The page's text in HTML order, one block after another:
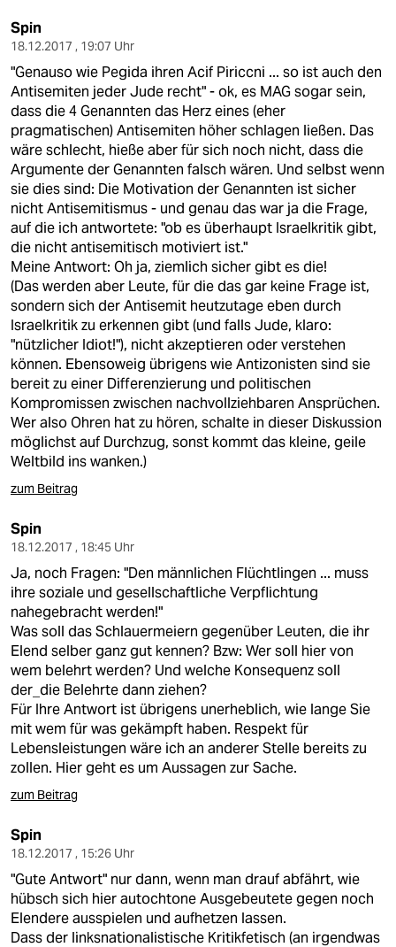
Spin
18.12.2017 , 19:07 Uhr
"Genauso wie Pegida ihren Acif Piriccni ... so ist auch den
Antisemiten jeder Jude recht" - ok, es MAG sogar sein,
dass die 4 Genannten das Herz eines (eher
pragmatischen) Antisemiten höher schlagen ließen. Das
wäre schlecht, hieße aber für sich noch nicht, dass die
Argumente der Genannten falsch wären. Und selbst wenn
sie dies sind: Die Motivation der Genannten ist sicher
nicht Antisemitismus - und genau das war ja die Frage,
auf die ich antwortete: "ob es überhaupt Israelkritik gibt,
die nicht antisemitisch motiviert ist."
Meine Antwort: Oh ja, ziemlich sicher gibt es die!
(Das werden aber Leute, für die das gar keine Frage ist,
sondern sich der Antisemit heutzutage eben durch
Israelkritik zu erkennen gibt (und falls Jude, klaro:
"nützlicher Idiot!"), nicht akzeptieren oder verstehen
können. Ebensoweig übrigens wie Antizonisten sind sie
bereit zu einer Differenzierung und politischen
Kompromissen zwischen nachvollziehbaren Ansprüchen.
Wer also Ohren hat zu hören, schalte in dieser Diskussion
möglichst auf Durchzug, sonst kommt das kleine, geile
Weltbild ins wanken.)
zum Beitrag
Spin
18.12.2017 , 18:45 Uhr
Ja, noch Fragen: "Den männlichen Flüchtlingen ... muss
ihre soziale und gesellschaftliche Verpflichtung
nahegebracht werden!"
Was soll das Schlauermeiern gegenüber Leuten, die ihr
Elend selber ganz gut kennen? Bzw: Wer soll hier von
wem belehrt werden? Und welche Konsequenz soll
der_die Belehrte dann ziehen?
Für Ihre Antwort ist übrigens unerheblich, wie lange Sie
mit wem für was gekämpft haben. Respekt für
Lebensleistungen wäre ich an anderer Stelle bereits zu
zollen. Hier geht es um Aussagen zur Sache.
zum Beitrag
Spin
18.12.2017 , 15:26 Uhr
"Gute Antwort" nur dann, wenn man drauf abfährt, wie
hübsch sich hier autochtone Ausgebeutete gegen noch
Elendere ausspielen und aufhetzen lassen.
Dass der linksnationalistische Kritikfetisch (an irgendwas